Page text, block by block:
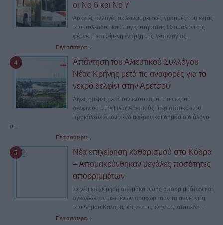
οι Νο 6 και Νο 7
Αρκετές αλλαγές σε λεωφορειακές γραμμές του εντός
του πολεοδομικού συγκροτήματος Θεσσαλονίκης
φέρνει η επικείμενη έναρξη της λειτουργίας...
Περισσότερα...
Απάντηση του Αλιευτικού Συλλόγου
Νέας Κρήνης μετά τις αναφορές για το
νεκρό δελφίνι στην Αρετσού
Λίγες ημέρες μετά τον εντοπισμό του νεκρού
δελφινιού στην Πλαζ Αρετσούς, περιστατικό που
προκάλεσε έντονο ενδιαφέρον και δημόσιο διάλογο,
ο...
Περισσότερα...
Νέα επιχείρηση καθαρισμού στο Κόδρα
– Απομακρύνθηκαν μεγάλες ποσότητες
απορριμμάτων
Σε νέα επιχείρηση απομάκρυνσης απορριμμάτων και
ογκωδών αντικειμένων προχώρησαν τα συνεργεία
του Δήμου Καλαμαριάς στο πρώην στρατόπεδο...
Περισσότερα...